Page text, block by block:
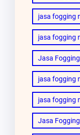
jasa fogging
jasa fogging
Jasa
jasa fogging
jasa fogging
Jasa